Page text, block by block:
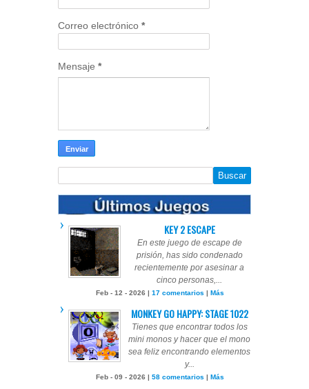
Correo electrónico *
Mensaje *
KEY 2 ESCAPE
En este juego de escape de
prisión, has sido condenado
recientemente por asesinar a
cinco personas,...
Feb - 12 - 2026 | 17 comentarios | Más
MONKEY GO HAPPY: STAGE 1022
Tienes que encontrar todos los
mini monos y hacer que el mono
sea feliz encontrando elementos
y...
Feb - 09 - 2026 | 58 comentarios | Más